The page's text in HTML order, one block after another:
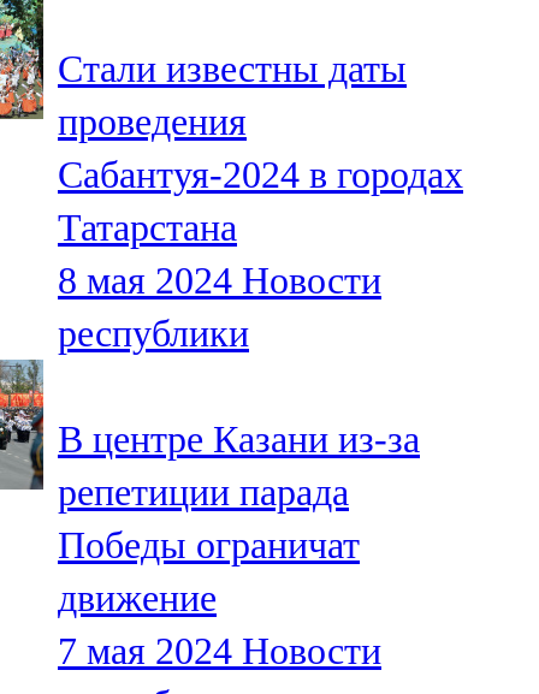
103,0 FM
Чүпрәле
91,0 FM
Шәмәрдән
102,3 FM
Яңа чишмә
Яр Чаллы
105,5 FM
Стали известны даты
проведения
Сабантуя-2024 в городах
Татарстана
8 мая 2024 Новости
республики
В центре Казани из-за
репетиции парада
Победы ограничат
движение
7 мая 2024 Новости